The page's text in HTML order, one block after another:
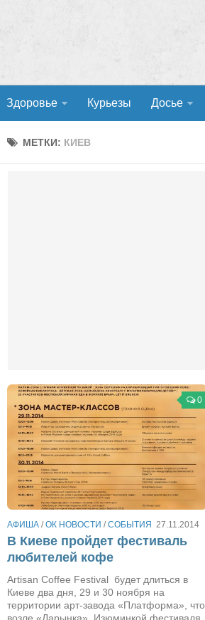
Здоровье Курьезы Досье
МЕТКИ: КИЕВ
0
АФИША /ОК НОВОСТИ /СОБЫТИЯ 27.11.2014
В Киеве пройдет фестиваль
любителей кофе
Artisan Coffee Festival будет длиться в
Киеве два дня, 29 и 30 ноября на
территории арт-завода «Платформа», что